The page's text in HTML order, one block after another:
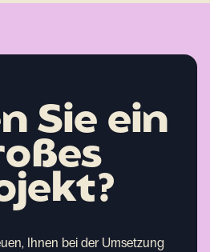
Sie ein
Ihnen bei der Umsetzung